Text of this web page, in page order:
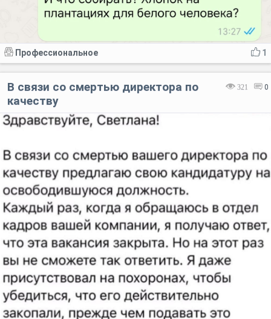
1
Профессиональное
321 0
В связи со смертью директора по
качеству